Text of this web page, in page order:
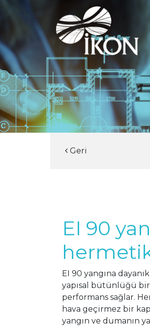
Geri
EI 90
EI 90 yangına
yapısal bütünlüğü
performans sağlar.
hava geçirmez bir
yangın ve dumanın